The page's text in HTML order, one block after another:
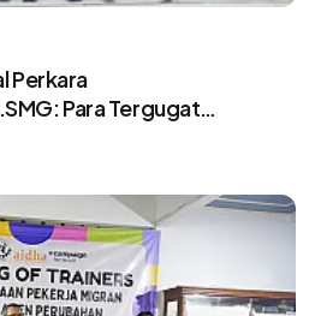
Perkara
Para Tergugat
Mengabaikan UU